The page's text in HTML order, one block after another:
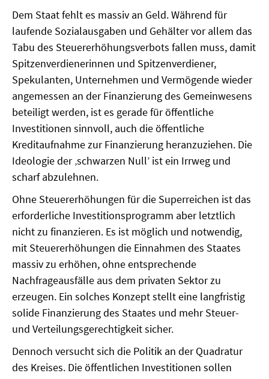
Dem Staat fehlt es massiv an Geld. Während für
laufende Sozialausgaben und Gehälter vor allem das
Tabu des Steuererhöhungsverbots fallen muss, damit
Spitzenverdienerinnen und Spitzenverdiener,
Spekulanten, Unternehmen und Vermögende wieder
angemessen an der Finanzierung des Gemeinwesens
beteiligt werden, ist es gerade für öffentliche
Investitionen sinnvoll, auch die öffentliche
Kreditaufnahme zur Finanzierung heranzuziehen. Die
Ideologie der ‚schwarzen Null’ ist ein Irrweg und
scharf abzulehnen.
Ohne Steuererhöhungen für die Superreichen ist das
erforderliche Investitionsprogramm aber letztlich
nicht zu finanzieren. Es ist möglich und notwendig,
mit Steuererhöhungen die Einnahmen des Staates
massiv zu erhöhen, ohne entsprechende
Nachfrageausfälle aus dem privaten Sektor zu
erzeugen. Ein solches Konzept stellt eine langfristig
solide Finanzierung des Staates und mehr Steuer-
und Verteilungsgerechtigkeit sicher.
Dennoch versucht sich die Politik an der Quadratur
des Kreises. Die öffentlichen Investitionen sollen